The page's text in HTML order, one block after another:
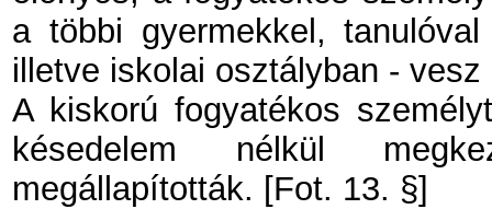
a többi gyermekkel,
illetve iskolai osztályban - vesz
A kiskorú fogyatékos
késedelem nélkül
megállapították. [Fot. 13. §]